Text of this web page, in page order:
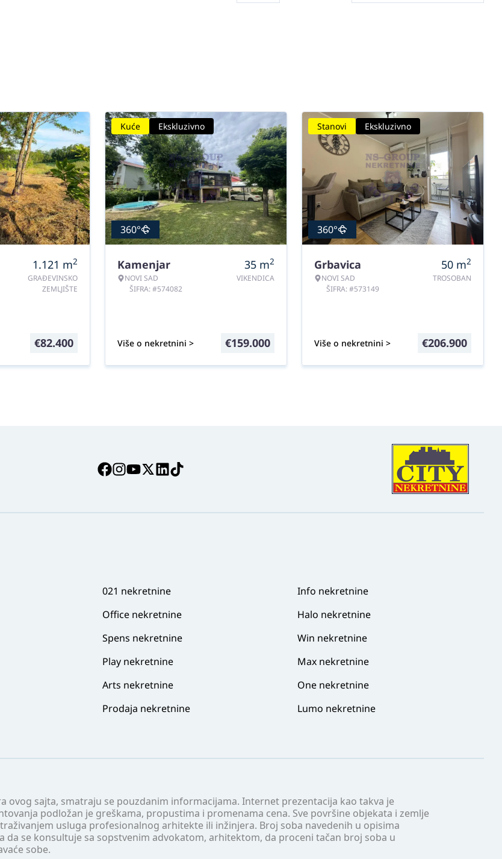
1.121 m2
GRAĐEVINSKO
ZEMLJIŠTE
€82.400
Kuće Ekskluzivno
360°
Kamenjar
NOVI SAD
ŠIFRA: #574082
35 m2
VIKENDICA
Više o nekretnini > €159.000
Stanovi Ekskluzivno
360°
Grbavica
NOVI SAD
ŠIFRA: #573149
50 m2
TROSOBAN
Više o nekretnini > €206.900
ovog sajta, smatraju se pouzdanim informacijama. Internet prezentacija kao takva je
podložan je greškama, propustima i promenama cena. Sve površine objekata i zemlje
usluga profesionalnog arhitekte ili inžinjera. Broj soba navedenih u opisima
da se konsultuje sa sopstvenim advokatom, arhitektom, da proceni tačan broj soba u
sobe.
021 nekretnine
Info nekretnine
Office nekretnine
Halo nekretnine
Spens nekretnine
Win nekretnine
Play nekretnine
Max nekretnine
Arts nekretnine
One nekretnine
Prodaja nekretnine Lumo nekretnine